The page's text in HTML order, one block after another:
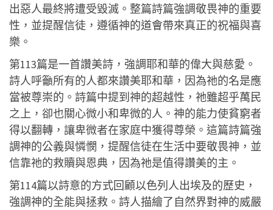
出惡人最終將遭受毀滅。整篇詩篇強調敬畏神的重要
性，並提醒信徒，遵循神的道會帶來真正的祝福與喜
樂。
第113篇是一首讚美詩，強調耶和華的偉大與慈愛。
詩人呼籲所有的人都來讚美耶和華，因為祂的名是應
當被尊崇的。詩篇中提到神的超越性，祂雖超乎萬民
之上，卻也關心微小和卑微的人。神的能力使貧窮者
得以翻轉，讓卑微者在家庭中獲得尊榮。這篇詩篇強
調神的公義與憐憫，提醒信徒在生活中要敬畏神，並
信靠祂的救贖與恩典，因為祂是值得讚美的主。
第114篇以詩意的方式回顧以色列人出埃及的歷史，
強調神的全能與拯救。詩人描繪了自然界對神的威嚴